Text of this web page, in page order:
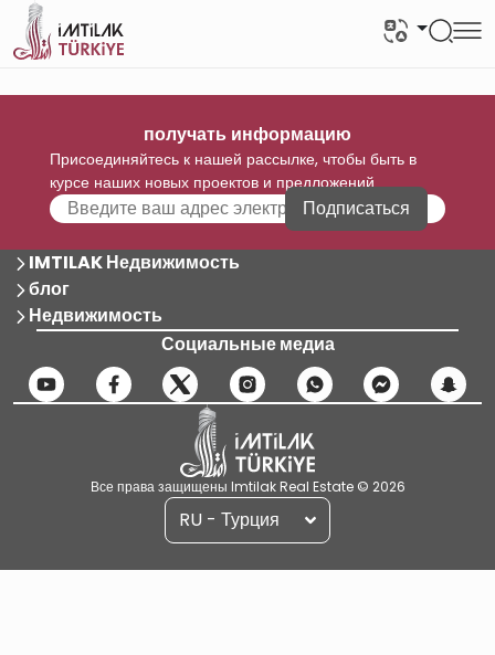
получать информацию
Присоединяйтесь к нашей рассылке, чтобы быть в
курсе наших новых проектов и предложений
Подписаться
IMTILAK Недвижимость
блог
Недвижимость
Социальные медиа
Все права защищены Imtilak Real Estate © 2026
RU - Турция